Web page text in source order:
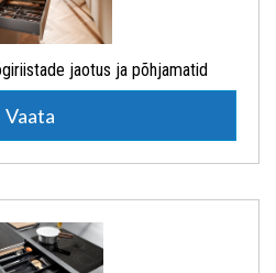
jaotus ja põhjamatid
Vaata